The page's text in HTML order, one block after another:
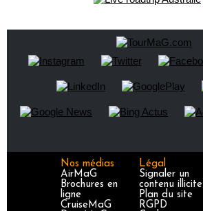
Nos médias
AirMaG
Brochures en
ligne
CruiseMaG
Légal
Signaler un
contenu illicite
Plan du site
RGPD